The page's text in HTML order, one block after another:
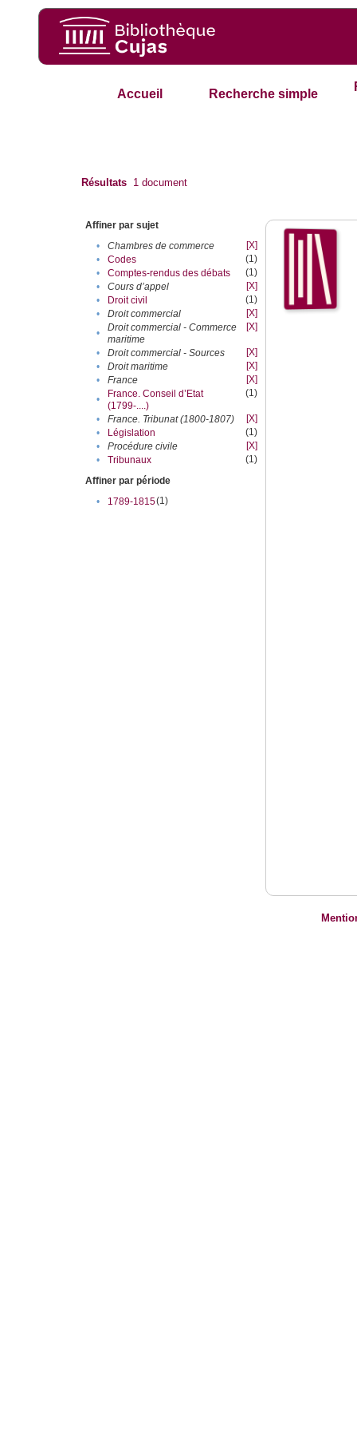
Accueil Recherche simple
Résultats 1 document
Affiner par sujet
•
Chambres de commerce
[X]
•
Codes
(1)
•
Comptes-rendus des débats
(1)
•
Cours d’appel
[X]
•
Droit civil
(1)
•
Droit commercial
[X]
•
Droit commercial - Commerce
maritime
[X]
• Droit commercial - Sources
[X]
•
Droit maritime
[X]
•
France
[X]
•
France. Conseil d’Etat
(1799-....)
(1)
• France. Tribunat (1800-1807)
[X]
•
Législation
(1)
•
Procédure civile
[X]
•
Tribunaux
(1)
Affiner par période
•
1789-1815(1)